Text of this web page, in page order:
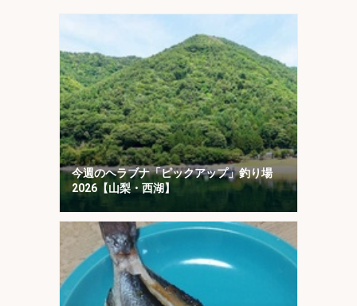
今週のヘラブナ「ピックアップ」釣り場
2026【山梨・西湖】